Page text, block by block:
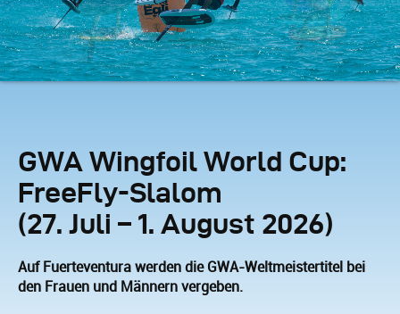
GWA Wingfoil World Cup:
FreeFly-Slalom
(27. Juli – 1. August 2026)
Auf Fuerteventura werden die GWA-Weltmeistertitel bei
den Frauen und Männern vergeben.